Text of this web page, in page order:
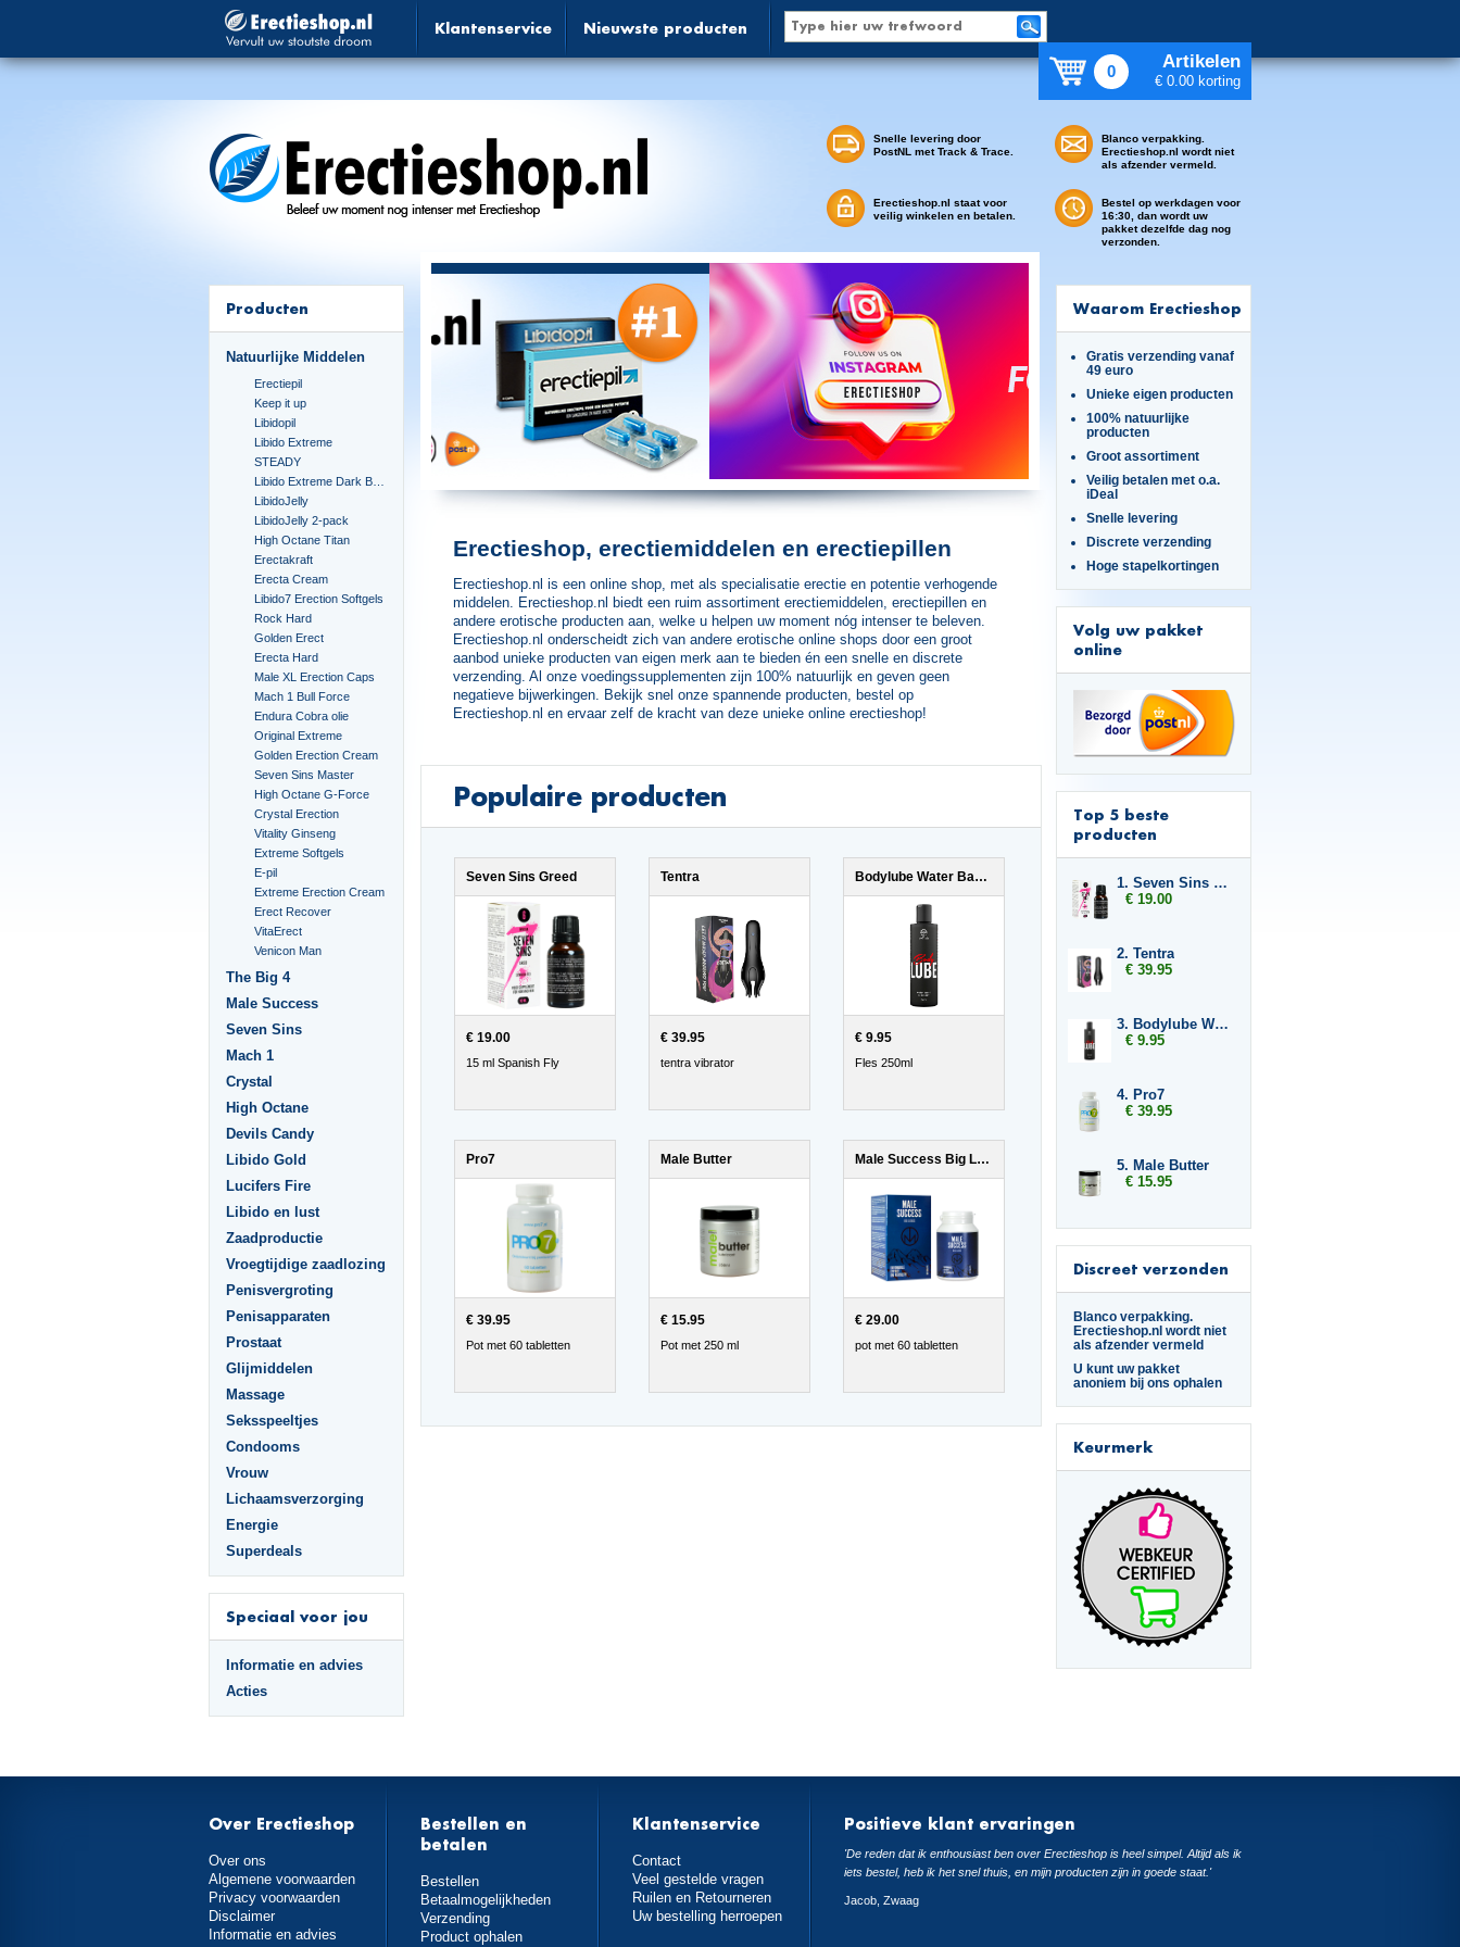
Klantenservice Nieuwste producten
0 Artikelen
€ 0.00 korting
Snelle levering door
PostNL met Track & Trace.
Erectieshop.nl staat voor
veilig winkelen en betalen.
Blanco verpakking.
Erectieshop.nl wordt niet
als afzender vermeld.
Bestel op werkdagen voor
16:30, dan wordt uw
pakket dezelfde dag nog
verzonden.
Producten
Natuurlijke Middelen
Erectiepil
Keep it up
Libidopil
Libido Extreme
STEADY
LibidoJelly
LibidoJelly 2-pack
High Octane Titan
Erectakraft
Erecta Cream
Libido7 Erection Softgels
Rock Hard
Golden Erect
Erecta Hard
Male XL Erection Caps
Mach 1 Bull Force
Endura Cobra olie
Original Extreme
Golden Erection Cream
Seven Sins Master
High Octane G-Force
Crystal Erection
Vitality Ginseng
Extreme Softgels
E-pil
Extreme Erection Cream
Erect Recover
VitaErect
Venicon Man
The Big 4
Male Success
Seven Sins
Mach 1
Crystal
High Octane
Devils Candy
Libido Gold
Lucifers Fire
Libido en lust
Zaadproductie
Vroegtijdige zaadlozing
Penisvergroting
Penisapparaten
Prostaat
Glijmiddelen
Massage
Seksspeeltjes
Condooms
Vrouw
Lichaamsverzorging
Energie
Superdeals
Speciaal voor jou
Informatie en advies
Acties
Erectieshop, erectiemiddelen en erectiepillen
Erectieshop.nl is een online shop, met als specialisatie erectie en potentie verhogende
middelen. Erectieshop.nl biedt een ruim assortiment erectiemiddelen, erectiepillen en
andere erotische producten aan, welke u helpen uw moment nóg intenser te beleven.
Erectieshop.nl onderscheidt zich van andere erotische online shops door een groot
aanbod unieke producten van eigen merk aan te bieden én een snelle en discrete
verzending. Al onze voedingssupplementen zijn 100% natuurlijk en geven geen
negatieve bijwerkingen. Bekijk snel onze spannende producten, bestel op
Erectieshop.nl en ervaar zelf de kracht van deze unieke online erectieshop!
Populaire producten
Seven Sins Greed
€ 19.00
15 ml Spanish Fly
Tentra
€ 39.95
tentra vibrator
Bodylube Water Based 250ml
€ 9.95
Fles 250ml
Pro7
€ 39.95
Pot met 60 tabletten
Male Butter
€ 15.95
Pot met 250 ml
Male Success Big Loads
€ 29.00
pot met 60 tabletten
Waarom Erectieshop
Gratis verzending vanaf
49 euro
Unieke eigen producten
100% natuurlijke
producten
Groot assortiment
Veilig betalen met o.a.
iDeal
Snelle levering
Discrete verzending
Hoge stapelkortingen
Volg uw pakket
online
Top 5 beste
producten
1. Seven Sins Greed
€ 19.00
2. Tentra
€ 39.95
3. Bodylube Water Based 250ml
€ 9.95
4. Pro7
€ 39.95
5. Male Butter
€ 15.95
Discreet verzonden
Blanco verpakking.
Erectieshop.nl wordt niet
als afzender vermeld
U kunt uw pakket
anoniem bij ons ophalen
Keurmerk
Over Erectieshop
Over ons
Algemene voorwaarden
Privacy voorwaarden
Disclaimer
Informatie en advies
Bestellen en
betalen
Bestellen
Betaalmogelijkheden
Verzending
Product ophalen
Klantenservice
Contact
Veel gestelde vragen
Ruilen en Retourneren
Uw bestelling herroepen
Positieve klant ervaringen
'De reden dat ik enthousiast ben over Erectieshop is heel simpel. Altijd als ik
iets bestel, heb ik het snel thuis, en mijn producten zijn in goede staat.'
Jacob, Zwaag